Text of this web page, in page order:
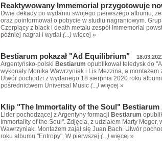
Reaktywowany Immemorial przygotowuje
Dwie dekady po wydaniu swojego pierwszego albumu,
oraz poinformował o pobycie w studiu nagraniowym.
Czerpiący z black i death metalu zespół Immemorial
później nagrał i wydał (...) więcej »
Bestiarum pokazał "Ad Equilibrium"
Argentyńsko-polski Bestiarum opublikował teledysk do
wykonały Monika Wawrzyniak i Lis Mezzina, a montażem
Utwór pochodzi z wydanego 18 sierpnia 2020 roku
pośrednictwem Universal Music (...) więcej »
Klip "The Immortality of the Soul" Bestiarum
Lider pochodzącej z Argentyny formacji Bestiarum
Immortality of the Soul". Zdjęcia, z udziałem Marty Meger,
Wawrzyniak. Montażem zajął się Juan Bach. Utwór
roku albumu "Entropy". W pierwszej (...) więcej »